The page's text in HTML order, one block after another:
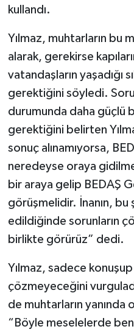
kullandı.
Yılmaz, muhtarların bu
alarak, gerekirse
vatandaşların yaşadığı
gerektiğini söyledi.
durumunda daha güçlü
gerektiğini belirten
sonuç alınamıyorsa,
neredeyse oraya
bir araya gelip BEDAŞ
görüşmelidir. İnanın, bu
edildiğinde sorunların
birlikte görürüz” dedi.
Yılmaz, sadece konuşup
çözmeyeceğini
de muhtarların yanında
“Böyle meselelerde